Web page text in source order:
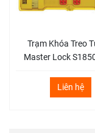
Trạm Khóa Treo
Master Lock
Liên hệ